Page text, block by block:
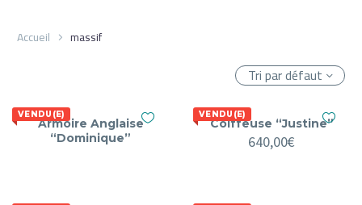
Accueil massif
Tri par défaut
VENDU(E)
Armoire Anglaise
“Dominique”
VENDU(E)
Coiffeuse “Justine”
640,00€